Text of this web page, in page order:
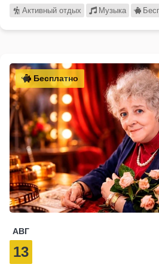
Активный отдых Музыка
Бесплатно
АВГ
13